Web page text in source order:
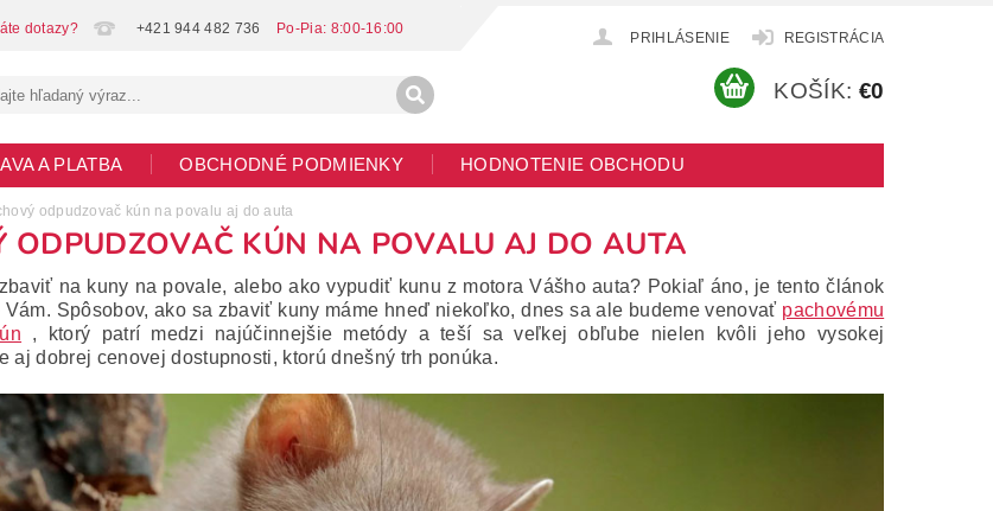
+421 944 482 736
PRIHLÁSENIE REGISTRÁCIA
KOŠÍK: €0
A PLATBA OBCHODNÉ PODMIENKY HODNOTENIE OBCHODU
MOJA OBJEDNÁVKA
odpudzovač kún na povalu aj do auta
ODPUDZOVAČ KÚN NA POVALU AJ DO AUTA
na kuny na povale, alebo ako vypudiť kunu z motora Vášho auta? Pokiaľ áno, je tento článok
Vám. Spôsobov, ako sa zbaviť kuny máme hneď niekoľko, dnes sa ale budeme venovať pachovému
, ktorý patrí medzi najúčinnejšie metódy a teší sa veľkej obľube nielen kvôli jeho vysokej
aj dobrej cenovej dostupnosti, ktorú dnešný trh ponúka.